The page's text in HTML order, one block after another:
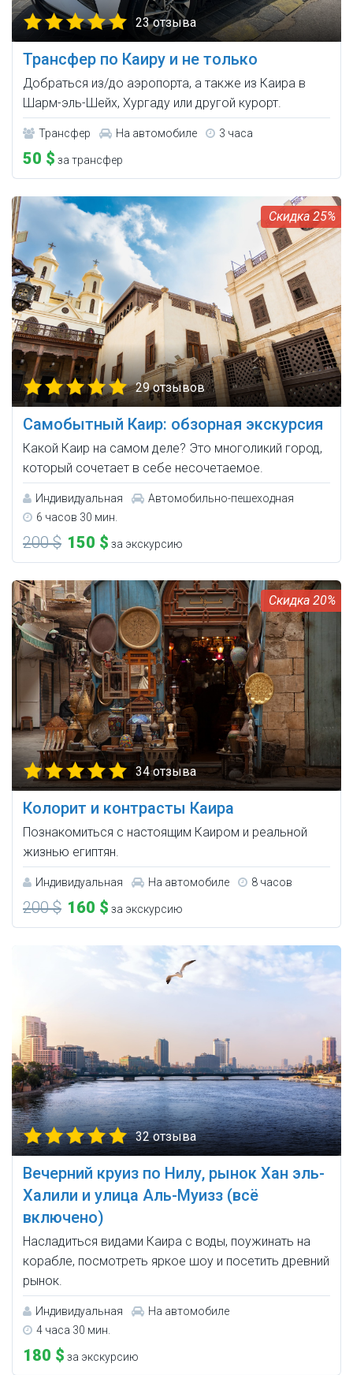
23 отзыва
Трансфер по Каиру и не только
Добраться из/до аэропорта, а также из Каира в
Шарм-эль-Шейх, Хургаду или другой курорт.
Трансфер На автомобиле 3 часа
50 $ за трансфер
25%
29 отзывов
Самобытный Каир: обзорная экскурсия
Какой Каир на самом деле? Это многоликий город,
который сочетает в себе несочетаемое.
Индивидуальная
Автомобильно-пешеходная
6 часов 30 мин.
200 $ 150 $ за экскурсию
20%
34 отзыва
Колорит и контрасты Каира
Познакомиться с настоящим Каиром и реальной
жизнью египтян.
Индивидуальная На автомобиле 8 часов
200 $ 160 $ за экскурсию
32 отзыва
Вечерний круиз по Нилу, рынок Хан эль-
Халили и улица Аль-Муизз (всё
включено)
Насладиться видами Каира с воды, поужинать на
корабле, посмотреть яркое шоу и посетить древний
рынок.
Индивидуальная
На автомобиле
4 часа 30 мин.
180 $ за экскурсию